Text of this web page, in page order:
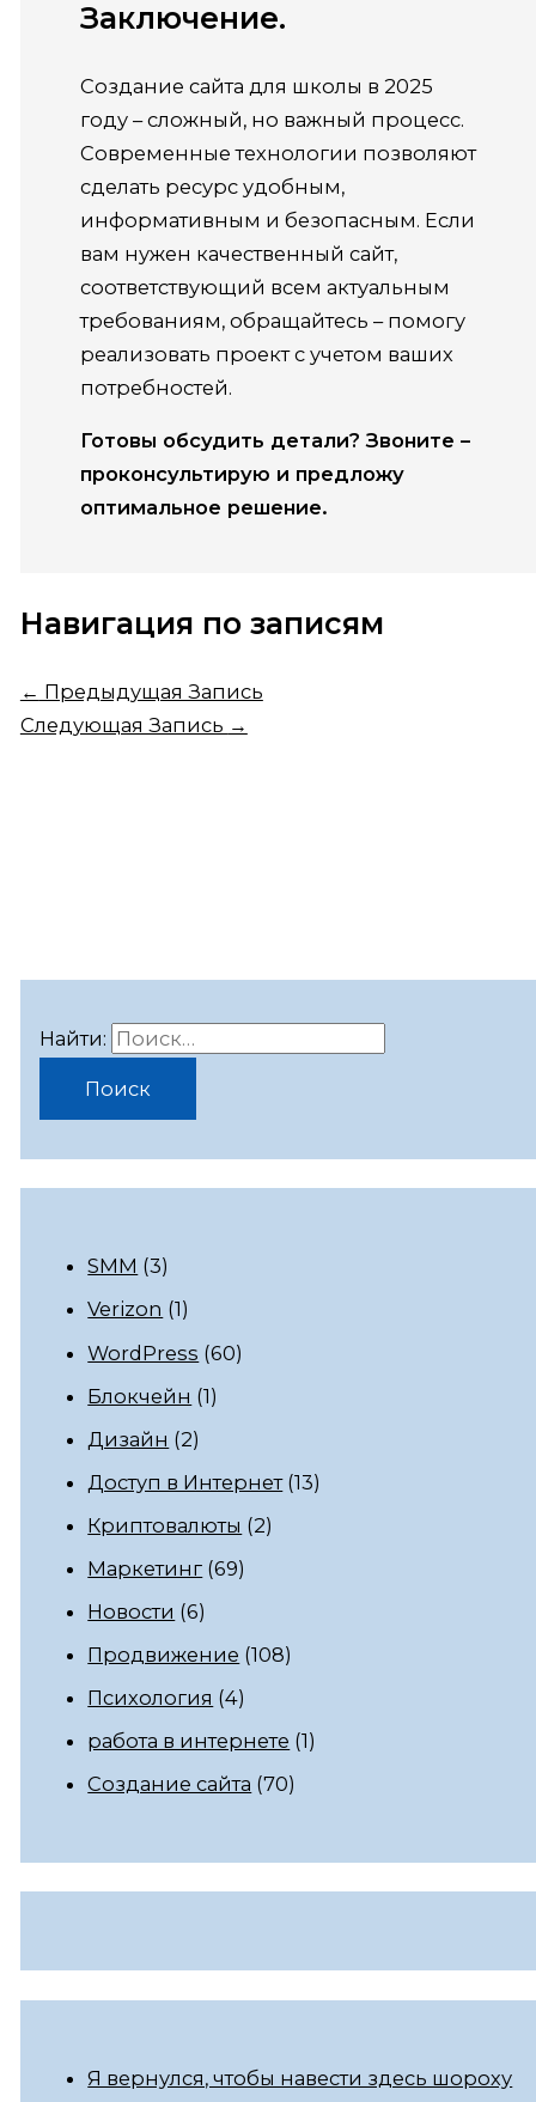
Найти:
SMM (3)
Verizon (1)
WordPress (60)
Блокчейн (1)
Дизайн (2)
Доступ в Интернет(13)
Криптовалюты (2)
Маркетинг (69)
Новости (6)
Продвижение (108)
Психология (4)
работа в интернете (1)
Создание сайта (70)
Я вернулся, чтобы навести здесь шороху
Заключение.
Создание сайта для школы в 2025
году – сложный, но важный процесс.
Современные технологии позволяют
сделать ресурс удобным,
информативным и безопасным. Если
вам нужен качественный сайт,
соответствующий всем актуальным
требованиям, обращайтесь – помогу
реализовать проект с учетом ваших
потребностей.
Готовы обсудить детали? Звоните –
проконсультирую и предложу
оптимальное решение.
Навигация по записям
← Предыдущая Запись
Следующая Запись →